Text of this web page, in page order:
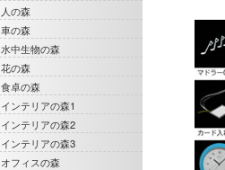
人の森
車の森
水中生物の森
花の森
食卓の森
インテリアの森1
インテリアの森2
インテリアの森3
オフィスの森